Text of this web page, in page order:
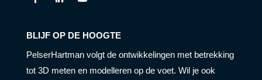
BLIJF OP DE HOOGTE
PelserHartman volgt de ontwikkelingen met betrekking
tot 3D meten en modelleren op de voet. Wil je ook